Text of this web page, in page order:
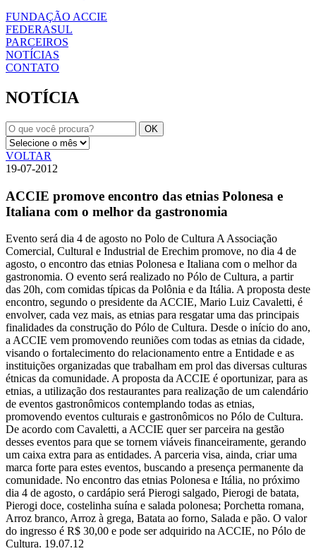
FUNDAÇÃO ACCIE
FEDERASUL
PARCEIROS
NOTÍCIAS
CONTATO
NOTÍCIA
VOLTAR
19-07-2012
ACCIE promove encontro das etnias Polonesa e
Italiana com o melhor da gastronomia
Evento será dia 4 de agosto no Polo de Cultura A Associação
Comercial, Cultural e Industrial de Erechim promove, no dia 4 de
agosto, o encontro das etnias Polonesa e Italiana com o melhor da
gastronomia. O evento será realizado no Pólo de Cultura, a partir
das 20h, com comidas típicas da Polônia e da Itália. A proposta deste
encontro, segundo o presidente da ACCIE, Mario Luiz Cavaletti, é
envolver, cada vez mais, as etnias para resgatar uma das principais
finalidades da construção do Pólo de Cultura. Desde o início do ano,
a ACCIE vem promovendo reuniões com todas as etnias da cidade,
visando o fortalecimento do relacionamento entre a Entidade e as
instituições organizadas que trabalham em prol das diversas culturas
étnicas da comunidade. A proposta da ACCIE é oportunizar, para as
etnias, a utilização dos restaurantes para realização de um calendário
de eventos gastronômicos contemplando todas as etnias,
promovendo eventos culturais e gastronômicos no Pólo de Cultura.
De acordo com Cavaletti, a ACCIE quer ser parceira na gestão
desses eventos para que se tornem viáveis financeiramente, gerando
um caixa extra para as entidades. A parceria visa, ainda, criar uma
marca forte para estes eventos, buscando a presença permanente da
comunidade. No encontro das etnias Polonesa e Itália, no próximo
dia 4 de agosto, o cardápio será Pierogi salgado, Pierogi de batata,
Pierogi doce, costelinha suína e salada polonesa; Porchetta romana,
Arroz branco, Arroz à grega, Batata ao forno, Salada e pão. O valor
do ingresso é R$ 30,00 e pode ser adquirido na ACCIE, no Pólo de
Cultura. 19.07.12